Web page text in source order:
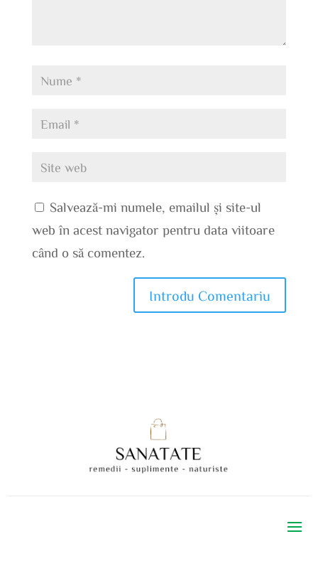
Salvează-mi numele, emailul și site-ul
web în acest navigator pentru data viitoare
când o să comentez.